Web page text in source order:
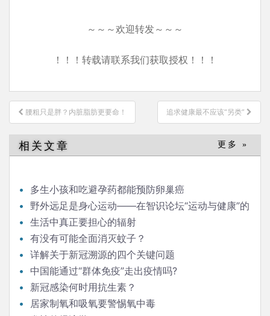
～～～欢迎转发～～～
！！！转载请联系我们获取授权！！！
文
章
导
航
腰粗只是胖？内脏脂肪更要命！ 追求健康最不应该“另类”
相关文章 更多 »
多生小孩和吃避孕药都能预防卵巢癌
野外远足是身心运动——在智识论坛“运动与健康”的
发言生活中真正要担心的辐射
有没有可能全面消灭蚊子？
详解关于新冠溯源的四个关键问题
中国能通过“群体免疫”走出疫情吗?
新冠感染何时用抗生素？
居家制氧和吸氧要警惕氧中毒